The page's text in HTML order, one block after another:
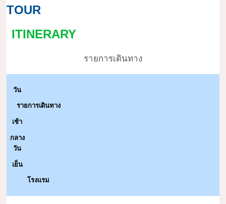
TOUR
ITINERARY
รายการเดินทาง
วัน
รายการเดินทาง
เช้า
กลาง
วัน
เย็น
โรงแรม